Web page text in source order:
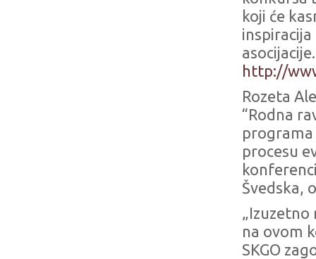
koji će
http://
Rozeta
“Rodna
programa
procesu
Švedska,
na ovom
SKGO